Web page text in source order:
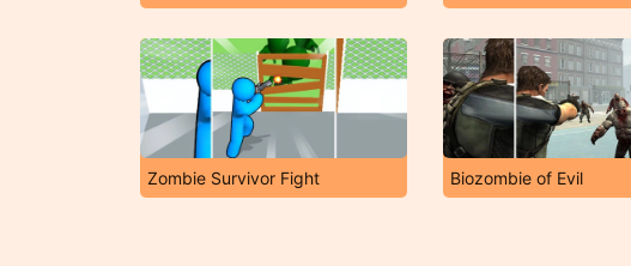
Zombie Survivor Fight Biozombie of Evil